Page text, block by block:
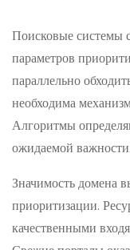
Поисковые системы
параметров
параллельно
необходима
Алгоритмы
ожидаемой важности.
Значимость домена
приоритизации.
качественными